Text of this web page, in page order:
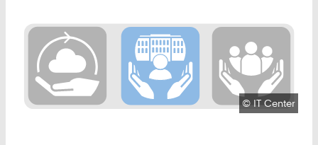
Urheberrecht:
© IT Center